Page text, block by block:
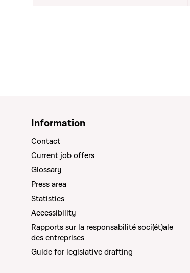
Information
Contact
Current job offers
Glossary
Press area
Statistics
Accessibility
Rapports sur la responsabilité soci(ét)ale
des entreprises
Guide for legislative drafting